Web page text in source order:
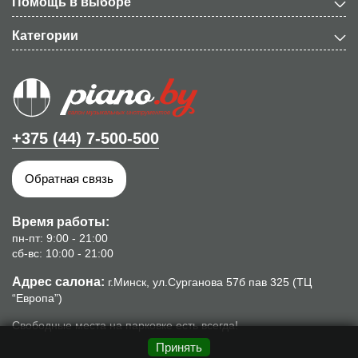
Категории
+375 (44) 7-500-500
Обратная связь
Время работы:
пн-пт: 9:00 - 21:00
сб-вс: 10:00 - 21:00
Адрес салона: г.Минск, ул.Сурганова 57б пав 325 (ТЦ
“Европа”)
Свободные места на парковке есть всегда!
Принять